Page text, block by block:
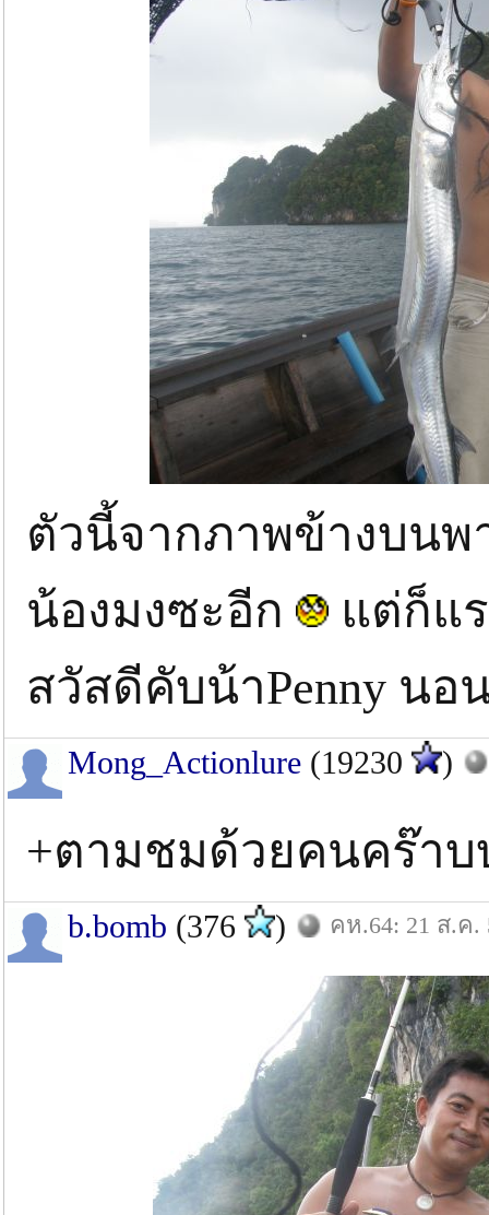
ตัวนี้จากภาพข้างบนพ
น้องมงซะอีก
แต่ก็แ
สวัสดีคับน้าPenny น
Mong_Actionlure (19230 )
+ตามชมด้วยคนคร๊า
b.bomb (376 ) คห.64: 21 ส.ค.